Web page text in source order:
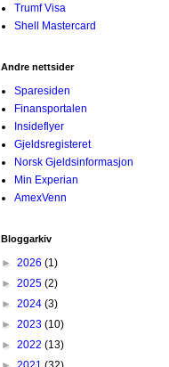
Trumf Visa
Shell Mastercard
Andre nettsider
Sparesiden
Finansportalen
Insideflyer
Gjeldsregisteret
Norsk Gjeldsinformasjon
Min Experian
AmexVenn
Bloggarkiv
► 2026 (1)
► 2025 (2)
► 2024 (3)
► 2023 (10)
► 2022 (13)